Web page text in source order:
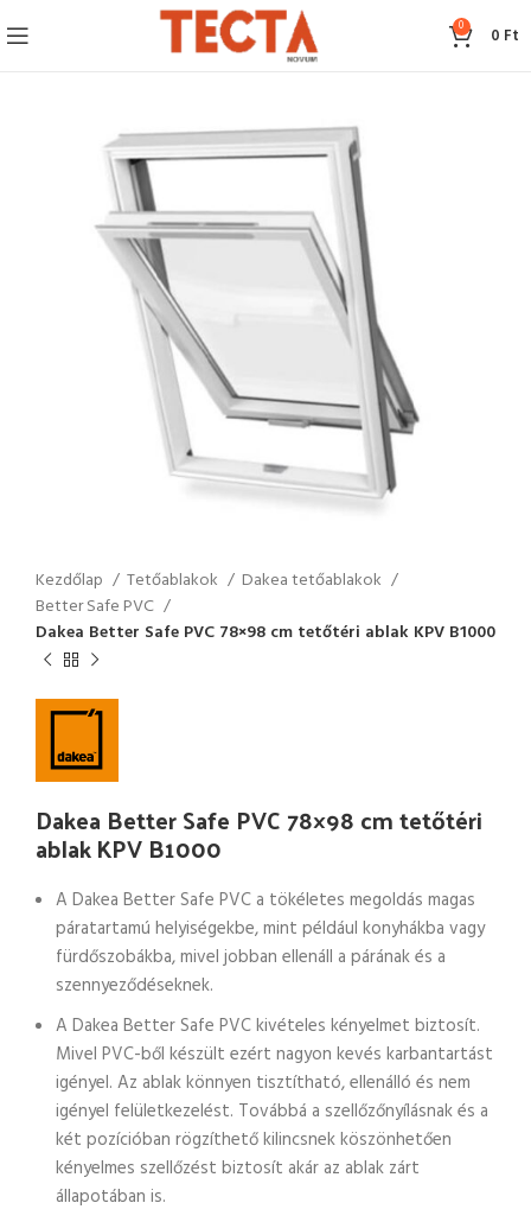
0 0 Ft
Kezdőlap Tetőablakok
Dakea tetőablakok
Better Safe PVC
Dakea Better Safe PVC 78×98 cm tetőtéri ablak KPV B1000
Dakea Better Safe PVC 78×98 cm tetőtéri
ablak KPV B1000
A Dakea Better Safe PVC a tökéletes megoldás magas
páratartamú helyiségekbe, mint például konyhákba vagy
fürdőszobákba, mivel jobban ellenáll a párának és a
szennyeződéseknek.
A Dakea Better Safe PVC kivételes kényelmet biztosít.
Mivel PVC-ből készült ezért nagyon kevés karbantartást
igényel. Az ablak könnyen tisztítható, ellenálló és nem
igényel felületkezelést. Továbbá a szellőzőnyílásnak és a
két pozícióban rögzíthető kilincsnek köszönhetően
kényelmes szellőzést biztosít akár az ablak zárt
állapotában is.